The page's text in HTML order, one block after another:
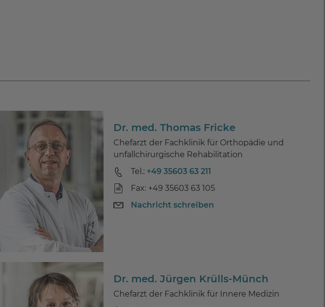
Dr. med. Thomas Fricke
Chefarzt der Fachklinik für Orthopädie und
unfallchirurgische Rehabilitation
Tel.: +49 35603 63 211
Fax: +49 35603 63 105
Nachricht schreiben
Dr. med. Jürgen Krülls-Münch
Chefarzt der Fachklinik für Innere Medizin